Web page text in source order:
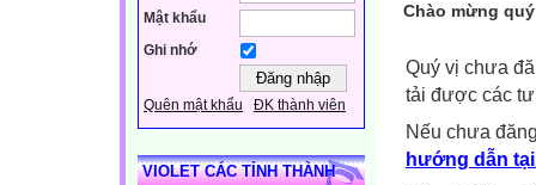
Mật khẩu
Ghi nhớ
Quên mật khẩu ĐK thành viên
VIOLET CÁC TỈNH THÀNH
Chào mừng
Quý vị chưa
tải được các
Nếu chưa
hướng dẫn